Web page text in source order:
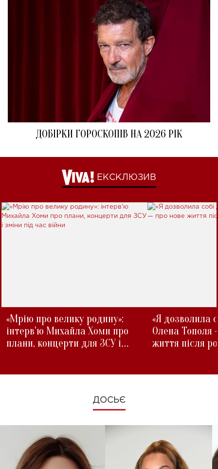
ДОБІРКИ ГОРОСКОПІВ НА 2026 РІК
ЕКСКЛЮЗИВ
«Мрію про велику родину»:
інтерв'ю Михайла Хоми про
плани, концерти для ЗСУ і
«Я дозволила
Олена Тополя
життя після
ДОСЬЄ